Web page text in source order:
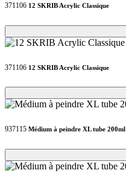
371106 12 SKRIB Acrylic Classique
Loading...
Loading...
371106 12 SKRIB Acrylic Classique
Loading...
Loading...
937115 Médium à peindre XL tube 200ml
Loading...
Loading...